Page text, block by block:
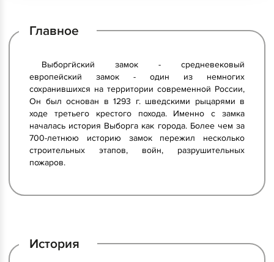
Главное
Выборгйский замок - средневековый
европейский замок - один из немногих
сохранившихся на территории современной России,
Он был основан в 1293 г. шведскими рыцарями в
ходе третьего крестого похода. Именно с замка
началась история Выборга как города. Более чем за
700-летнюю историю замок пережил несколько
строительных этапов, войн, разрушительных
пожаров.
История